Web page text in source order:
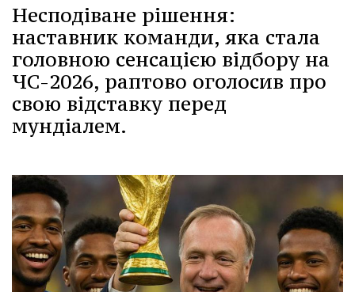
Несподіване рішення:
наставник команди, яка стала
головною сенсацією відбору на
ЧС-2026, раптово оголосив про
свою відставку перед
мундіалем.